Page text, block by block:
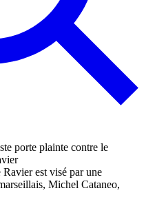
est visé par une
Michel Cataneo,